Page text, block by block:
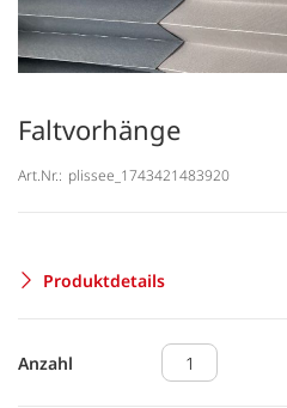
Faltvorhänge
Art.Nr.: plissee_1743421483920
Produktdetails
Anzahl